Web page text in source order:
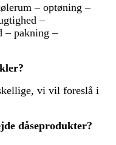
– optøning –
–
– pakning –
vi vil foreslå i
dåseprodukter?